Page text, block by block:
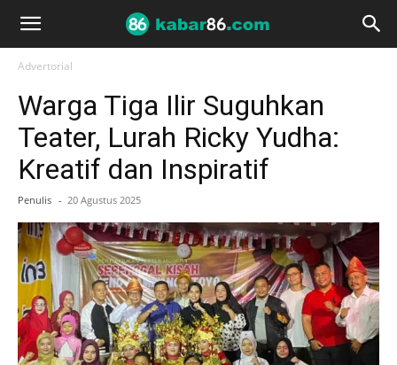
Advertorial
Warga Tiga Ilir Suguhkan
Teater, Lurah Ricky Yudha:
Kreatif dan Inspiratif
Penulis - 20 Agustus 2025